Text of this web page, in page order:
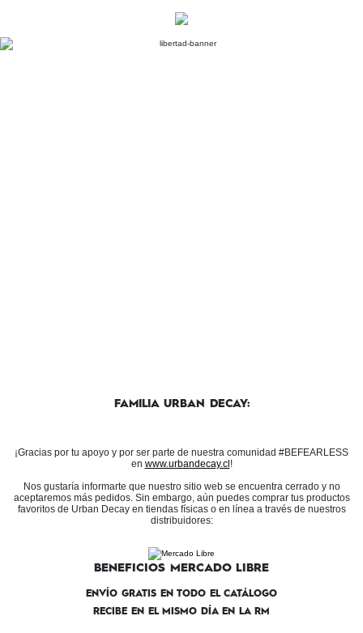
FAMILIA URBAN DECAY:
¡Gracias por tu apoyo y por ser parte de nuestra comunidad #BEFEARLESS
en www.urbandecay.cl !
Nos gustaría informarte que nuestro sitio web se encuentra cerrado y no
aceptaremos más pedidos. Sin embargo, aún puedes comprar tus productos
favoritos de Urban Decay en tiendas físicas o en línea a través de nuestros
distribuidores:
BENEFICIOS MERCADO LIBRE
ENVÍO GRATIS EN TODO EL CATÁLOGO
RECIBE EN EL MISMO DÍA EN LA RM